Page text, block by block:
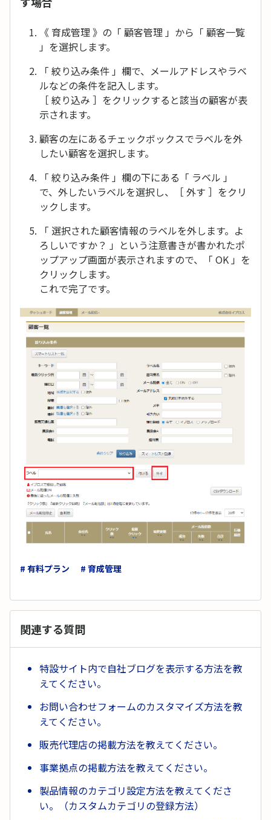
《 育成管理 》の「 顧客管理 」から「 顧客一覧
」を選択します。
「 絞り込み条件 」欄で、メールアドレスやラベ
ルなどの条件を記入します。
［ 絞り込み ］をクリックすると該当の顧客が表
示されます。
顧客の左にあるチェックボックスでラベルを外
したい顧客を選択します。
「 絞り込み条件 」欄の下にある「 ラベル 」
で、外したいラベルを選択し、［ 外す ］をクリ
ックします。
「 選択された顧客情報のラベルを外します。よ
ろしいですか？ 」という注意書きが書かれたポ
ップアップ画面が表示されますので、「 OK 」を
クリックします。
これで完了です。
# 有料プラン # 育成管理
関連する質問
特設サイト内で自社ブログを表示する方法を教
えてください。
お問い合わせフォームのカスタマイズ方法を教
えてください。
販売代理店の掲載方法を教えてください。
事業拠点の掲載方法を教えてください。
製品情報のカテゴリ設定方法を教えてくださ
い。（カスタムカテゴリの登録方法）